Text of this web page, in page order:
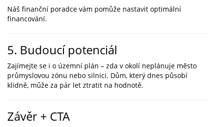
Náš finanční poradce vám pomůže nastavit optimální
financování.
5. Budoucí potenciál
Zajímejte se i o územní plán – zda v okolí neplánuje město
průmyslovou zónu nebo silnici. Dům, který dnes působí
klidně, může za pár let ztratit na hodnotě.
Závěr + CTA